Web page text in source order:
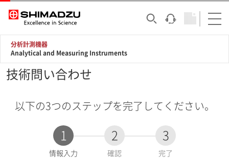
分析計測機器
Analytical and Measuring Instruments
技術問い合わせ
以下の3つのステップを完了してください。
1
現
情報入力
2
確認
3
完了